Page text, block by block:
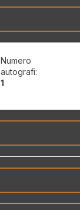
Numero
autografi:
1